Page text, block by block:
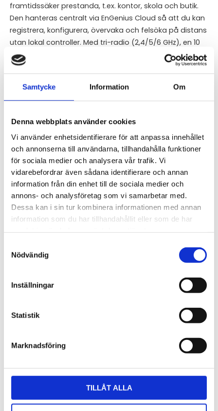
Samtycke Information Om
Denna webbplats använder cookies
Vi använder enhetsidentifierare för att anpassa innehållet
och annonserna till användarna, tillhandahålla funktioner
för sociala medier och analysera vår trafik. Vi
vidarebefordrar även sådana identifierare och annan
information från din enhet till de sociala medier och
annons- och analysföretag som vi samarbetar med.
Dessa kan i sin tur kombinera informationen med annan
information som du har tillhandahållit eller som de har
Nödvändig
Inställningar
Statistik
Marknadsföring
TILLÅT ALLA
framtidssäker prestanda, t.ex. kontor, skola och butik.
Den hanteras centralt via EnGenius Cloud så att du kan
registrera, konfigurera, övervaka och felsöka på distans
utan lokal controller. Med tri-radio (2,4/5/6 GHz), en 10
Gigabit Ethernet-uplink och PoE+ (802.3at) minskar du
risken för flaskhalsar och får en installation som är
att bygga ut täckningen.
Accesspunkt Wi-Fi 7 2x2x2
STÄLL EN FRÅGA OM PRODUKTEN
Viktigaste egenskaper Kort teknisk
sammanfattning I paketet
Omdömen